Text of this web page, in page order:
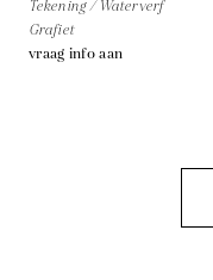
Tekening / Waterverf
Grafiet
vraag info aan